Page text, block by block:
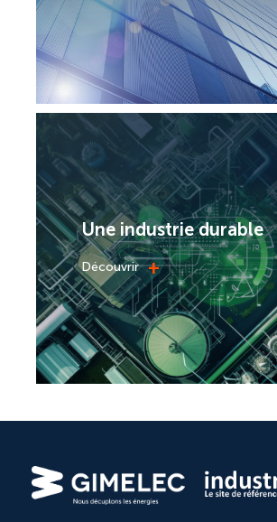
Une industrie durable
Découvrir +